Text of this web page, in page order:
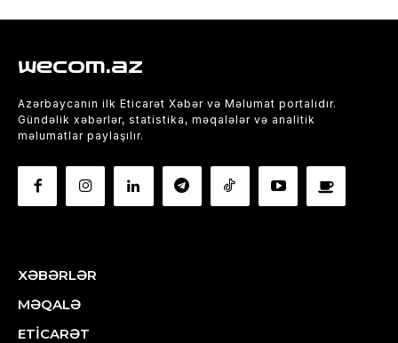
wecom.az
Azərbaycanın ilk Eticarət Xəbər və Məlumat portalıdır.
Gündəlik xəbərlər, statistika, məqalələr və analitik
məlumatlar paylaşılır.
XƏBƏRLƏR
MƏQALƏ
ETİCARƏT